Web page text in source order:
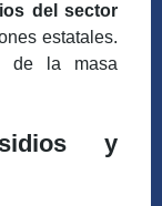
del sector
estatales.
de la masa
y